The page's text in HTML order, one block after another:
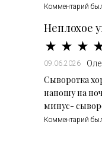
Комментарий
Неплохое
09.06.2026
Сыворотка
наношу на
минус-
Комментарий